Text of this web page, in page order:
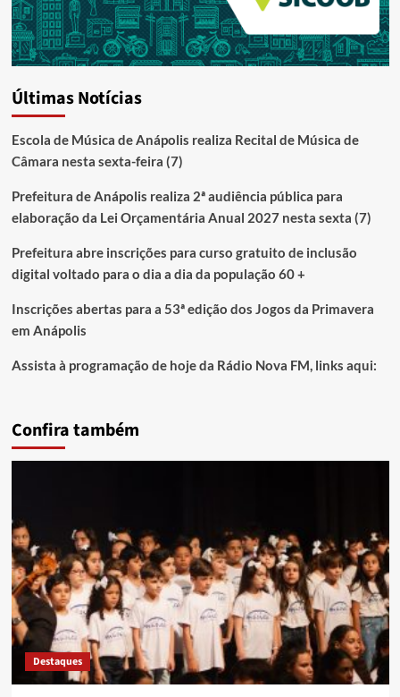
Últimas Notícias
Escola de Música de Anápolis realiza Recital de Música de
Câmara nesta sexta-feira (7)
Prefeitura de Anápolis realiza 2ª audiência pública para
elaboração da Lei Orçamentária Anual 2027 nesta sexta (7)
Prefeitura abre inscrições para curso gratuito de inclusão
digital voltado para o dia a dia da população 60 +
Inscrições abertas para a 53ª edição dos Jogos da Primavera
em Anápolis
Assista à programação de hoje da Rádio Nova FM, links aqui:
Confira também
Destaques